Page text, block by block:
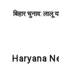
बिहार चुनाव: लालू
Haryana